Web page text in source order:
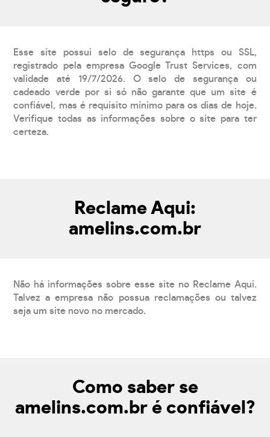
Esse site possui selo de segurança https ou SSL,
registrado pela empresa Google Trust Services, com
validade até 19/7/2026. O selo de segurança ou
cadeado verde por si só não garante que um site é
confiável, mas é requisito mínimo para os dias de hoje.
Verifique todas as informações sobre o site para ter
certeza.
Reclame Aqui:
amelins.com.br
Não há informações sobre esse site no Reclame Aqui.
Talvez a empresa não possua reclamações ou talvez
seja um site novo no mercado.
Como saber se
amelins.com.br é confiável?